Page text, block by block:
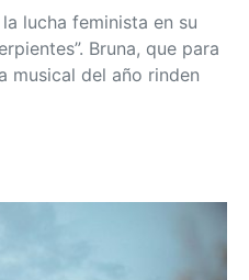
lucha feminista en su
Bruna, que para
musical del año rinden